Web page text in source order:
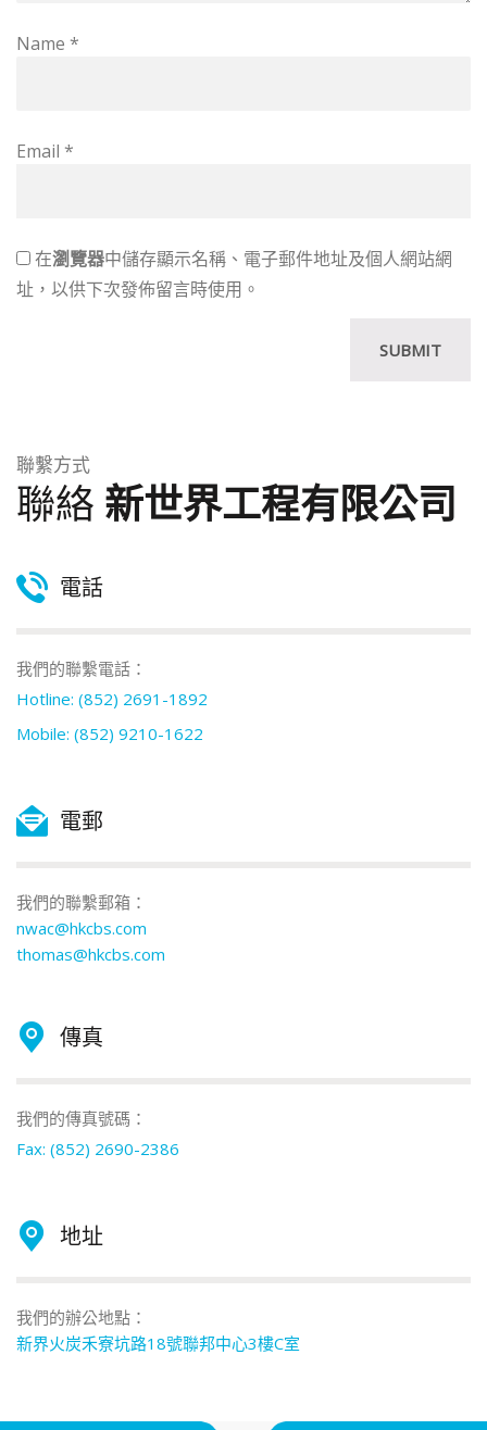
Name *
Email *
在瀏覽器中儲存顯示名稱、電子郵件地址及個人網站網
址，以供下次發佈留言時使用。
聯繫方式
聯絡 新世界工程有限公司
電話
我們的聯繫電話：
Hotline: (852) 2691-1892
Mobile: (852) 9210-1622
電郵
我們的聯繫郵箱：
nwac@hkcbs.com
thomas@hkcbs.com
傳真
我們的傳真號碼：
Fax: (852) 2690-2386
地址
我們的辦公地點：
新界火炭禾寮坑路18號聯邦中心3樓C室